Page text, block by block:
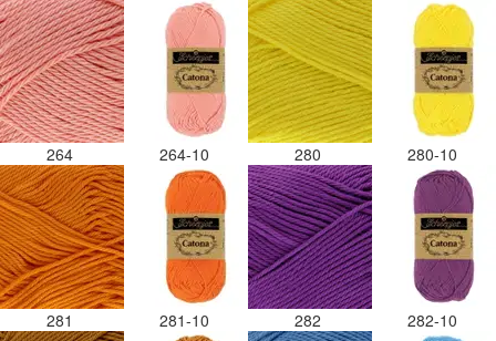
264 264-10 280 280-10
281 281-10 282 282-10